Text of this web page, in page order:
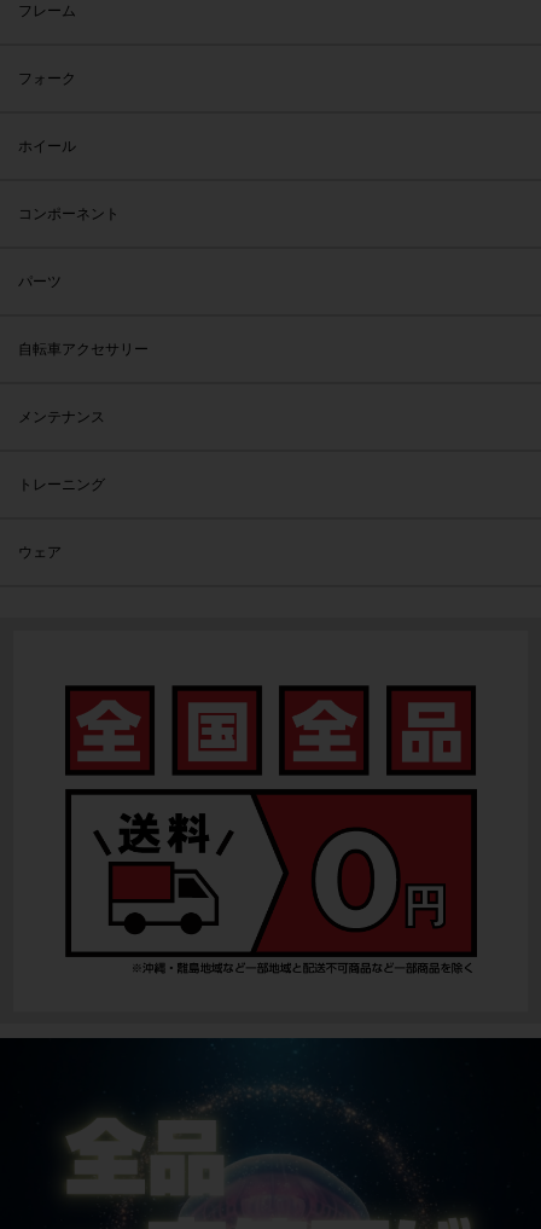
フレーム
フォーク
ホイール
コンポーネント
パーツ
自転車アクセサリー
メンテナンス
トレーニング
ウェア